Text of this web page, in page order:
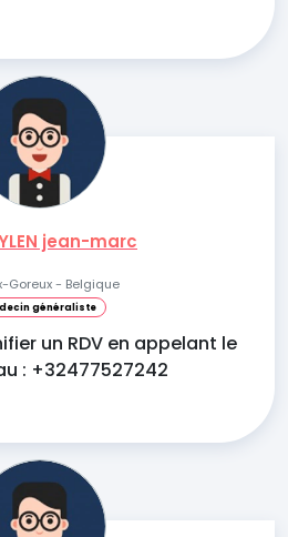
jean-marc
Goreux - Belgique
généraliste
un RDV en appelant le
: +32477527242